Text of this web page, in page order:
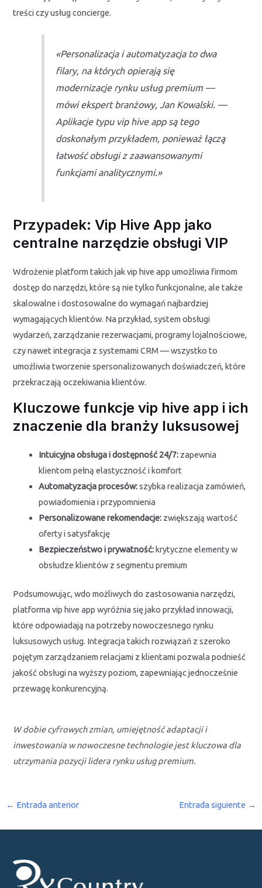
treści czy usług concierge.
«Personalizacja i automatyzacja to dwa
filary, na których opierają się
modernizacje rynku usług premium —
mówi ekspert branżowy, Jan Kowalski. —
Aplikacje typu vip hive app są tego
doskonałym przykładem, ponieważ łączą
łatwość obsługi z zaawansowanymi
funkcjami analitycznymi.»
Przypadek: Vip Hive App jako
centralne narzędzie obsługi VIP
Wdrożenie platform takich jak vip hive app umożliwia firmom
dostęp do narzędzi, które są nie tylko funkcjonalne, ale także
skalowalne i dostosowalne do wymagań najbardziej
wymagających klientów. Na przykład, system obsługi
wydarzeń, zarządzanie rezerwacjami, programy lojalnościowe,
czy nawet integracja z systemami CRM — wszystko to
umożliwia tworzenie spersonalizowanych doświadczeń, które
przekraczają oczekiwania klientów.
Kluczowe funkcje vip hive app i ich
znaczenie dla branży luksusowej
Intuicyjna obsługa i dostępność 24/7: zapewnia
klientom pełną elastyczność i komfort
Automatyzacja procesów:szybka realizacja zamówień,
powiadomienia i przypomnienia
Personalizowane rekomendacje: zwiększają wartość
oferty i satysfakcję
Bezpieczeństwo i prywatność: krytyczne elementy w
obsłudze klientów z segmentu premium
Podsumowując, wdo możliwych do zastosowania narzędzi,
platforma vip hive app wyróżnia się jako przykład innowacji,
które odpowiadają na potrzeby nowoczesnego rynku
luksusowych usług. Integracja takich rozwiązań z szeroko
pojętym zarządzaniem relacjami z klientami pozwala podnieść
jakość obsługi na wyższy poziom, zapewniając jednocześnie
przewagę konkurencyjną.
W dobie cyfrowych zmian, umiejętność adaptacji i
inwestowania w nowoczesne technologie jest kluczowa dla
utrzymania pozycji lidera rynku usług premium.
← Entrada anterior Entrada siguiente →